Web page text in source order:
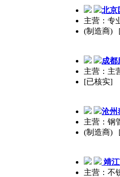
北京
主营：专
(制造商)
成都
主营：主
[已核实]
沧州
主营：钢
(制造商)
靖
主营：不